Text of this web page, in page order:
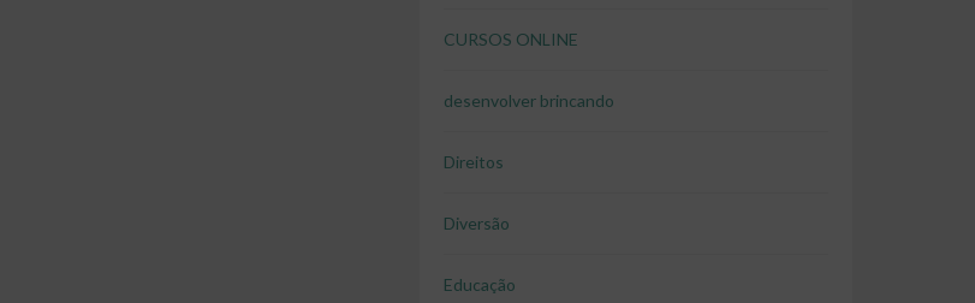
CURSOS ONLINE
desenvolver brincando
Direitos
Diversão
Educação